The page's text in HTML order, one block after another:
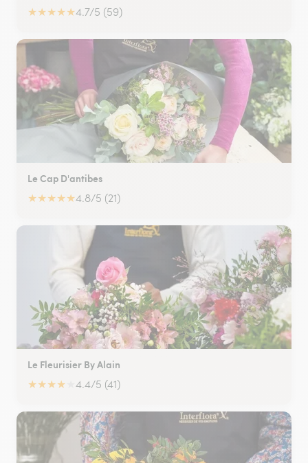
★★★★★4.7/5 (59)
Le Cap D'antibes
★★★★★4.8/5 (21)
Le Fleurisier By Alain
★★★★ 4.4/5 (41)